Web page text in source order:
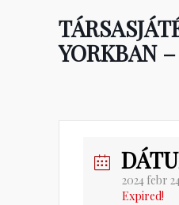
YORKBAN
2024 febr
Expired!